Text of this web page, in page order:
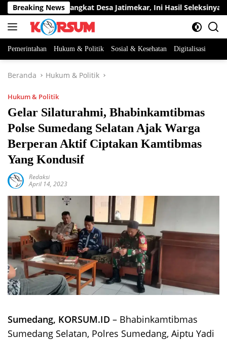
Langsung
ke
konten
Breaking News
Jabatan Perangkat Desa Jatimekar, Ini Hasil Seleksinya
Pemerintahan Hukum & Politik Sosial & Kesehatan Digitalisasi
Beranda Hukum & Politik
Hukum & Politik
Gelar Silaturahmi, Bhabinkamtibmas
Polse Sumedang Selatan Ajak Warga
Berperan Aktif Ciptakan Kamtibmas
Yang Kondusif
Redaksi
April 14, 2023
Sumedang, KORSUM.ID – Bhabinkamtibmas
Sumedang Selatan, Polres Sumedang, Aiptu Yadi